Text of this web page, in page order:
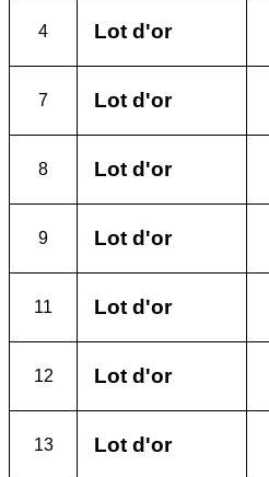
4 Lot d'or
7 Lot d'or
8 Lot d'or
9 Lot d'or
11 Lot d'or
12 Lot d'or
13 Lot d'or